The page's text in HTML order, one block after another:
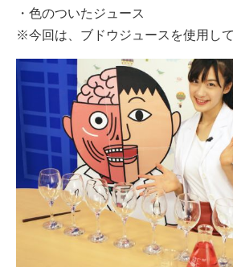
・色のついたジュース
※今回は、ブドウジュースを使用して